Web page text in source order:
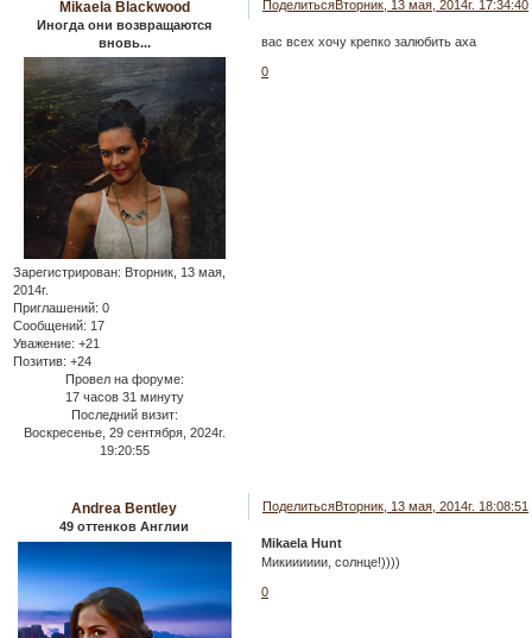
ПоделитьсяВторник, 13 мая, 2014г. 17:34:40
Mikaela Blackwood
Иногда они возвращаются
вновь...
Зарегистрирован: Вторник, 13 мая,
2014г.
Приглашений: 0
Сообщений: 17
Уважение: +21
Позитив: +24
Провел на форуме:
17 часов 31 минуту
Последний визит:
Воскресенье, 29 сентября, 2024г.
19:20:55
вас всех хочу крепко залюбить аха
0
ПоделитьсяВторник, 13 мая, 2014г. 18:08:51
Andrea Bentley
49 оттенков Англии
Mikaela Hunt
Микииииии, солнце!))))
0